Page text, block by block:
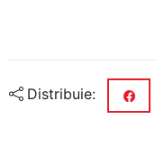
Distribuie: